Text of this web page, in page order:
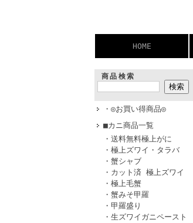
HOME
商品検索
・◎お買い得商品◎
■カニ商品一覧
・送料無料極上がに
・極上ズワイ・タラバ
・蟹シャブ
・カット済 極上ズワイ
・極上毛蟹
・蟹みそ甲羅
・甲羅盛り
・生ズワイガニペースト